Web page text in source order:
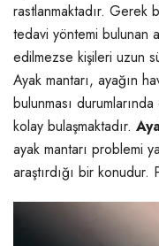
rastlanmaktadır. Gerek
tedavi yöntemi bulunan
edilmezse kişileri uzun
Ayak mantarı, ayağın
bulunması
kolay bulaşmaktadır.
ayak mantarı problemi
araştırdığı bir konudur.